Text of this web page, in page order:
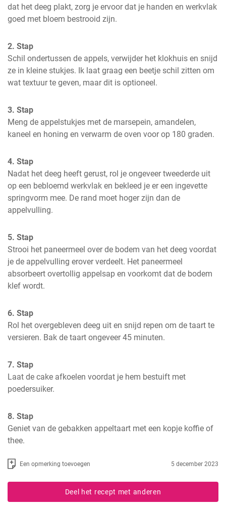
dat het deeg plakt, zorg je ervoor dat je handen en werkvlak
goed met bloem bestrooid zijn.
2. Stap
Schil ondertussen de appels, verwijder het klokhuis en snijd
ze in kleine stukjes. Ik laat graag een beetje schil zitten om
wat textuur te geven, maar dit is optioneel.
3. Stap
Meng de appelstukjes met de marsepein, amandelen,
kaneel en honing en verwarm de oven voor op 180 graden.
4. Stap
Nadat het deeg heeft gerust, rol je ongeveer tweederde uit
op een bebloemd werkvlak en bekleed je er een ingevette
springvorm mee. De rand moet hoger zijn dan de
appelvulling.
5. Stap
Strooi het paneermeel over de bodem van het deeg voordat
je de appelvulling erover verdeelt. Het paneermeel
absorbeert overtollig appelsap en voorkomt dat de bodem
klef wordt.
6. Stap
Rol het overgebleven deeg uit en snijd repen om de taart te
versieren. Bak de taart ongeveer 45 minuten.
7. Stap
Laat de cake afkoelen voordat je hem bestuift met
poedersuiker.
8. Stap
Geniet van de gebakken appeltaart met een kopje koffie of
thee.
Een opmerking toevoegen 5 december 2023
Deel het recept met anderen